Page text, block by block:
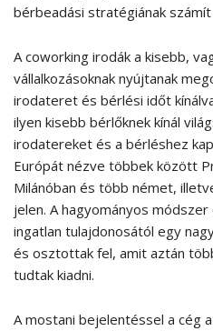
bérbeadási stratégiának számít
A coworking irodák a kisebb,
vállalkozásoknak nyújtanak
irodateret és bérlési időt
ilyen kisebb bérlőknek kínál
irodatereket és a bérléshez
Európát nézve többek között
Milánóban és több német,
jelen. A hagyományos
ingatlan tulajdonosától egy
és osztottak fel, amit aztán
tudtak kiadni.
A mostani bejelentéssel a cég